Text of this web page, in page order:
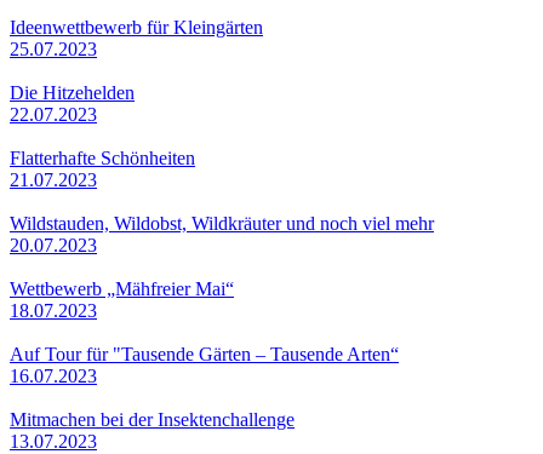
Ideenwettbewerb für Kleingärten
25.07.2023
Die Hitzehelden
22.07.2023
Flatterhafte Schönheiten
21.07.2023
Wildstauden, Wildobst, Wildkräuter und noch viel mehr
20.07.2023
Wettbewerb „Mähfreier Mai“
18.07.2023
Auf Tour für "Tausende Gärten – Tausende Arten“
16.07.2023
Mitmachen bei der Insektenchallenge
13.07.2023